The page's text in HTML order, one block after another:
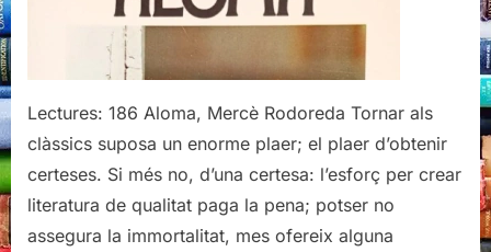
Lectures: 186 Aloma, Mercè Rodoreda Tornar als
clàssics suposa un enorme plaer; el plaer d’obtenir
certeses. Si més no, d’una certesa: l’esforç per crear
literatura de qualitat paga la pena; potser no
assegura la immortalitat, mes ofereix alguna